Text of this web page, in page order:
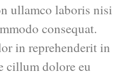
ullamco laboris nisi
consequat.
in reprehenderit in
cillum dolore eu